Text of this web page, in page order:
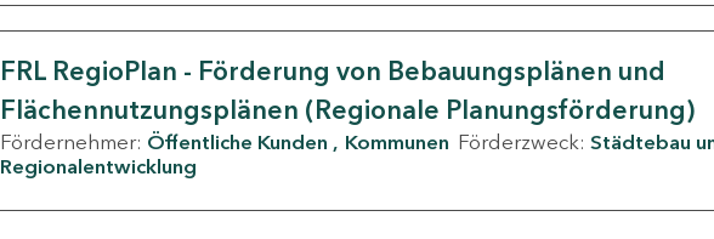
FRL RegioPlan - Förderung von Bebauungsplänen und
Flächennutzungsplänen (Regionale Planungsförderung)
Fördernehmer: Öffentliche Kunden Kommunen Förderzweck: Städtebau
Regionalentwicklung